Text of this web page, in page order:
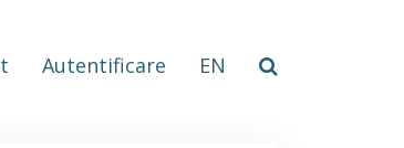
Autentificare EN